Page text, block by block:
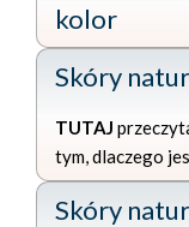
kolor
Skóry
TUTAJ
tym, dlaczego
Skóry